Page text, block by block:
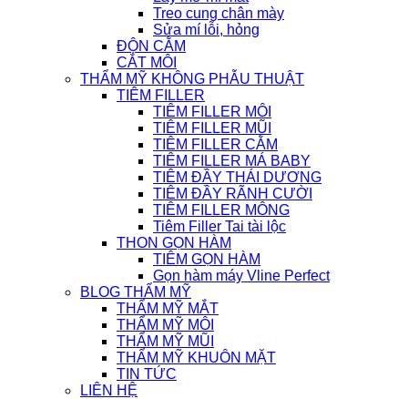
Treo cung chân mày
Sửa mí lỗi, hỏng
ĐỘN CẰM
CẮT MÔI
THẨM MỸ KHÔNG PHẪU THUẬT
TIÊM FILLER
TIÊM FILLER MÔI
TIÊM FILLER MŨI
TIÊM FILLER CẰM
TIÊM FILLER MÁ BABY
TIÊM ĐẦY THÁI DƯƠNG
TIÊM ĐẦY RÃNH CƯỜI
TIÊM FILLER MÔNG
Tiêm Filler Tai tài lộc
THON GỌN HÀM
TIÊM GỌN HÀM
Gọn hàm máy Vline Perfect
BLOG THẨM MỸ
THẨM MỸ MẮT
THẨM MỸ MÔI
THẨM MỸ MŨI
THẨM MỸ KHUÔN MẶT
TIN TỨC
LIÊN HỆ